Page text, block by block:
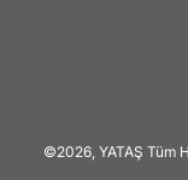
©2026, YATAŞ Tüm